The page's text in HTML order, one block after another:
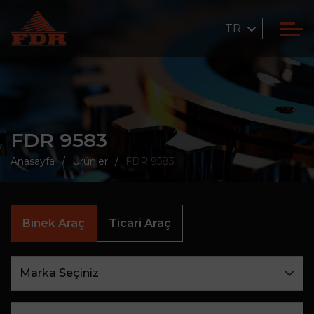
TR
FDR 9583
Anasayfa Ürünler FDR 9583
Binek Araç Ticari Araç